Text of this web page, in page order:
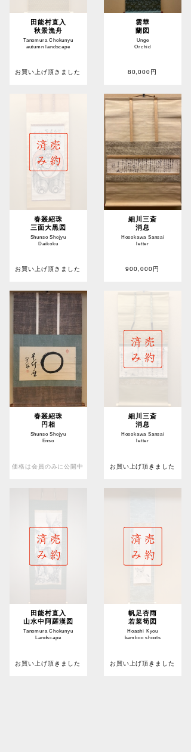
田能村直入
秋景漁舟
Tanomura Chokunyu
autumn landscape
お買い上げ頂きました
雲華
蘭図
Unge
Orchid
80,000円
春叢紹珠
三面大黒図
Shunso Shojyu
Daikoku
お買い上げ頂きました
細川三斎
消息
Hosokawa Sansai
letter
900,000円
春叢紹珠
円相
Shunso Shojyu
Enso
価格は会員のみに公開中
細川三斎
消息
Hosokawa Sansai
letter
お買い上げ頂きました
田能村直入
山水中阿羅漢図
Tanomura Chokunyu
Landscape
お買い上げ頂きました
帆足杏雨
若菜筍図
Hoashi Kyou
bamboo shoots
お買い上げ頂きました